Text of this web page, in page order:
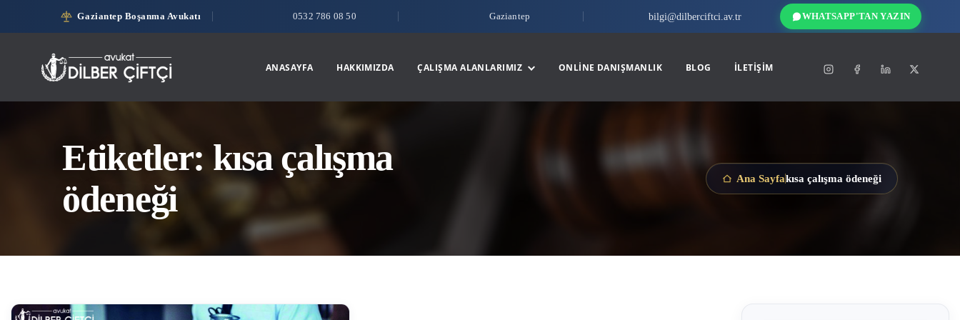
Gaziantep Boşanma Avukatı 0532 786 08 50 Gaziantep bilgi@dilberciftci.av.tr WHATSAPP'TAN YAZIN
ANASAYFA HAKKIMIZDA ÇALIŞMA ALANLARIMIZ ONLINE DANIŞMANLIK BLOG İLETIŞIM
Etiketler: kısa çalışma
ödeneği
Ana Sayfakısa çalışma ödeneği